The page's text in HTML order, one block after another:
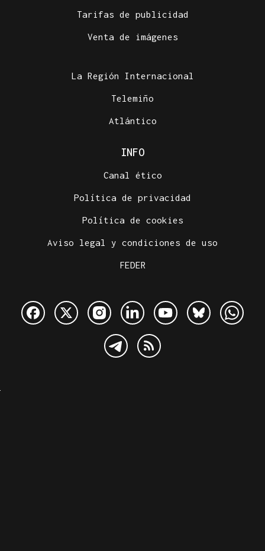
Tarifas de publicidad
Venta de imágenes
La Región Internacional
Telemiño
Atlántico
INFO
Canal ético
Política de privacidad
Política de cookies
Aviso legal y condiciones de uso
FEDER